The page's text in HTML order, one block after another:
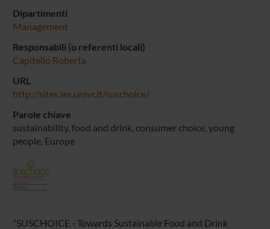
Dipartimenti
Management
Responsabili (o referenti locali)
Capitello Roberta
URL
http://sites.les.univr.it/suschoice/
Parole chiave
sustainability, food and drink, consumer choice, young
people, Europe
"SUSCHOICE - Towards Sustainable Food and Drink